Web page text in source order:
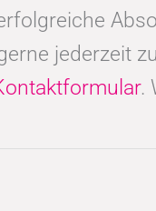
jederzeit
.